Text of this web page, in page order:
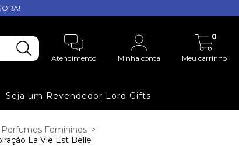
Atendimento Minha conta Meu carrinho
0
Seja um Revendedor Lord Gifts
Perfumes Femininos >
La Vie Est Belle